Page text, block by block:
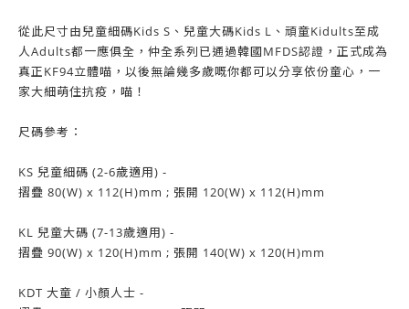
從此尺寸由兒童細碼Kids S、兒童大碼Kids L、頑童Kidults至成
人Adults都一應俱全，仲全系列已通過韓國MFDS認證，正式成為
真正KF94立體喵，以後無論幾多歲嘅你都可以分享依份童心，一
家大細萌住抗疫，喵！
尺碼參考：
KS 兒童細碼 (2-6歲適用) -
摺疊 80(W) x 112(H)mm ; 張開 120(W) x 112(H)mm
KL 兒童大碼 (7-13歲適用) -
摺疊 90(W) x 120(H)mm ; 張開 140(W) x 120(H)mm
KDT 大童 / 小顏人士 -